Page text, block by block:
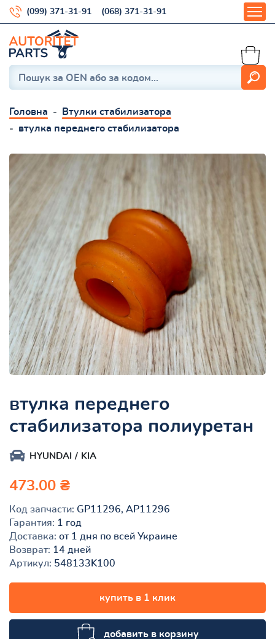
(099) 371-31-91 (068) 371-31-91
Головна
Втулки стабилизатора
втулка переднего стабилизатора
втулка переднего
стабилизатора полиуретан
HYUNDAI KIA
473.00 ₴
Код запчасти: GP11296, AP11296
Гарантия: 1 год
Доставка: от 1 дня по всей Украине
Возврат: 14 дней
Артикул: 548133K100
купить в 1 клик
добавить в корзину